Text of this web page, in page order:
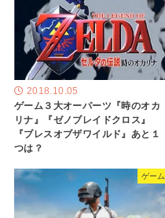
2018.10.05
ゲーム３大オーパーツ『時のオカ
リナ』『ゼノブレイドクロス』
『ブレスオブザワイルド』あと１
つは？
ゲーム